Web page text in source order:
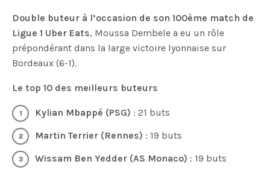
Double buteur à l’occasion de son 100ème match de
Ligue 1 Uber Eats, Moussa Dembele a eu un rôle
prépondérant dans la large victoire lyonnaise sur
Bordeaux (6-1).
Le top 10 des meilleurs buteurs
Kylian Mbappé (PSG) : 21 buts
Martin Terrier (Rennes) : 19 buts
Wissam Ben Yedder (AS Monaco) : 19 buts